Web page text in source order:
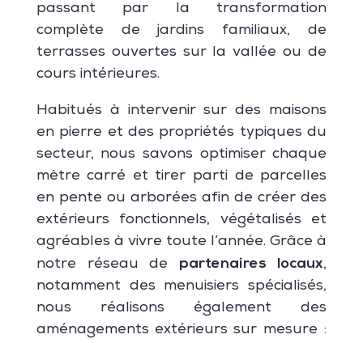
passant par la transformation
complète de jardins familiaux, de
terrasses ouvertes sur la vallée ou de
cours intérieures.
Habitués à intervenir sur des maisons
en pierre et des propriétés typiques du
secteur, nous savons optimiser chaque
mètre carré et tirer parti de parcelles
en pente ou arborées afin de créer des
extérieurs fonctionnels, végétalisés et
agréables à vivre toute l’année. Grâce à
notre réseau de partenaires locaux,
notamment des menuisiers spécialisés,
nous réalisons également des
aménagements extérieurs sur mesure :